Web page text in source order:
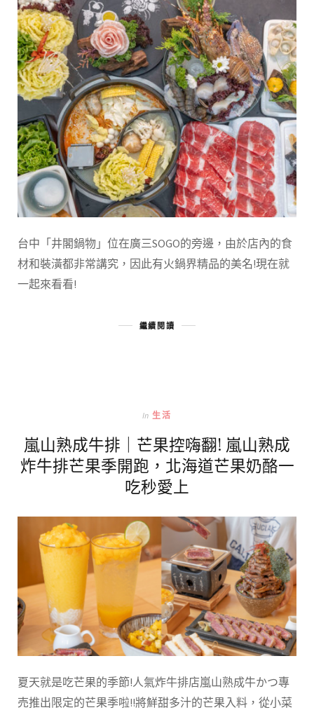
台中「井閣鍋物」位在廣三SOGO的旁邊，由於店內的食
材和裝潢都非常講究，因此有火鍋界精品的美名!現在就
一起來看看!
繼續閱讀
In 生活
嵐山熟成牛排｜芒果控嗨翻! 嵐山熟成
炸牛排芒果季開跑，北海道芒果奶酪一
吃秒愛上
夏天就是吃芒果的季節!人氣炸牛排店嵐山熟成牛かつ專
売推出限定的芒果季啦!!將鮮甜多汁的芒果入料，從小菜